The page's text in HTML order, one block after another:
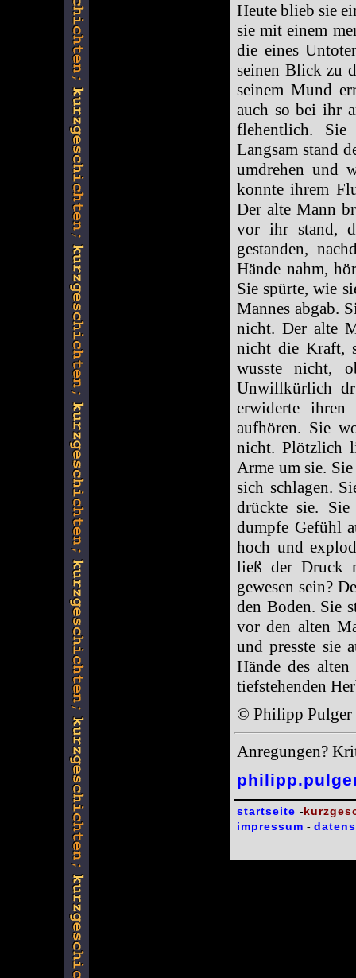
Heute blieb sie
sie mit einem
die eines
seinen Blick zu
seinem Mund
auch so bei ihr
flehentlich.
Langsam stand
umdrehen und
konnte ihrem
Der alte Mann
vor ihr stand,
gestanden,
Hände nahm,
Sie spürte, wie
Mannes abgab.
nicht. Der alte
nicht die Kraft,
wusste nicht,
Unwillkürlich
erwiderte
aufhören. Sie
nicht. Plötzlich
Arme um sie.
sich schlagen.
drückte sie.
dumpfe Gefühl
hoch und
ließ der Druck
gewesen sein?
den Boden. Sie
vor den alten
und presste sie
Hände des
tiefstehenden
© Philipp Pulger
Anregungen?
startseite -
impressum -